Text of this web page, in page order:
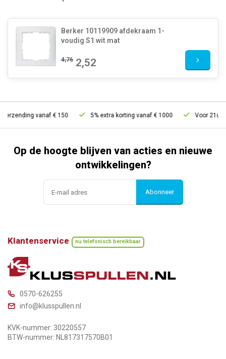
Berker 10119909 afdekraam 1-
voudig S1 wit mat
4,76 2,52
vanaf € 150 5% extra korting vanaf € 1000 Voor 21u
Op de hoogte blijven van acties en nieuwe
ontwikkelingen?
Abonneer
Klantenservice nu telefonisch bereikbaar
0570-626255
info@klusspullen.nl
KVK-nummer: 30220557
BTW-nummer: NL817317570B01